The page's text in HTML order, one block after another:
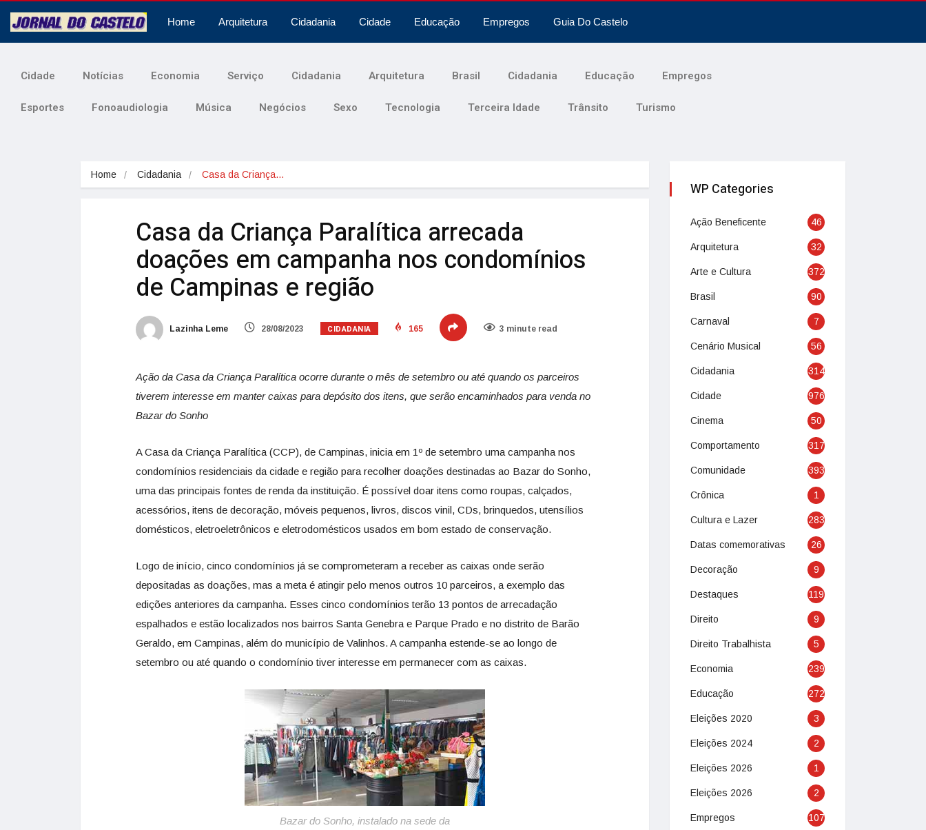
Home Arquitetura Cidadania Cidade Educação Empregos Guia Do Castelo
Cidade Notícias Economia Serviço Cidadania Arquitetura Brasil Cidadania Educação Empregos
Esportes Fonoaudiologia Música Negócios Sexo Tecnologia Terceira Idade Trânsito Turismo
Home Cidadania Casa da Criança…
Casa da Criança Paralítica arrecada
doações em campanha nos condomínios
de Campinas e região
Lazinha Leme 28/08/2023 CIDADANIA 165 3 minute read
Ação da Casa da Criança Paralítica ocorre durante o mês de setembro ou até quando os parceiros
tiverem interesse em manter caixas para depósito dos itens, que serão encaminhados para venda no
Bazar do Sonho
A Casa da Criança Paralítica (CCP), de Campinas, inicia em 1º de setembro uma campanha nos
condomínios residenciais da cidade e região para recolher doações destinadas ao Bazar do Sonho,
uma das principais fontes de renda da instituição. É possível doar itens como roupas, calçados,
acessórios, itens de decoração, móveis pequenos, livros, discos vinil, CDs, brinquedos, utensílios
domésticos, eletroeletrônicos e eletrodomésticos usados em bom estado de conservação.
Logo de início, cinco condomínios já se comprometeram a receber as caixas onde serão
depositadas as doações, mas a meta é atingir pelo menos outros 10 parceiros, a exemplo das
edições anteriores da campanha. Esses cinco condomínios terão 13 pontos de arrecadação
espalhados e estão localizados nos bairros Santa Genebra e Parque Prado e no distrito de Barão
Geraldo, em Campinas, além do município de Valinhos. A campanha estende-se ao longo de
setembro ou até quando o condomínio tiver interesse em permanecer com as caixas.
Bazar do Sonho, instalado na sede da
WP Categories
Ação Beneficente 46
Arquitetura 32
Arte e Cultura 372
Brasil 90
Carnaval 7
Cenário Musical 56
Cidadania 314
Cidade 976
Cinema 50
Comportamento 317
Comunidade 393
Crônica 1
Cultura e Lazer 283
Datas comemorativas 26
Decoração 9
Destaques 119
Direito 9
Direito Trabalhista 5
Economia 239
Educação 272
Eleições 2020 3
Eleições 2024 2
Eleições 2026 1
Eleições 2026 2
Empregos 107